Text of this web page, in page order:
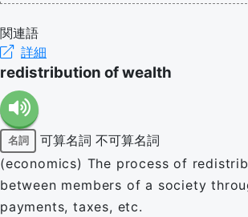
関連語
詳細
redistribution of wealth
名詞 可算名詞 不可算名詞
(economics) The process of
between members of a society
payments, taxes, etc.